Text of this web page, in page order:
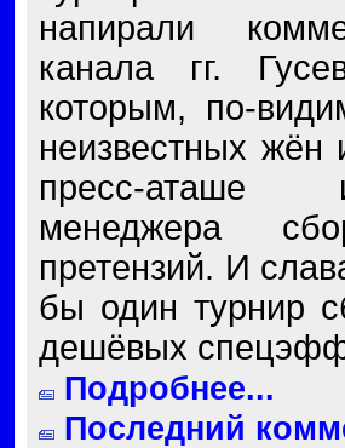
напирали
канала гг.
которым, по-
неизвестных жён
пресс-аташе
менеджера
претензий. И
бы один турнир
дешёвых
Подробнее...
Последний